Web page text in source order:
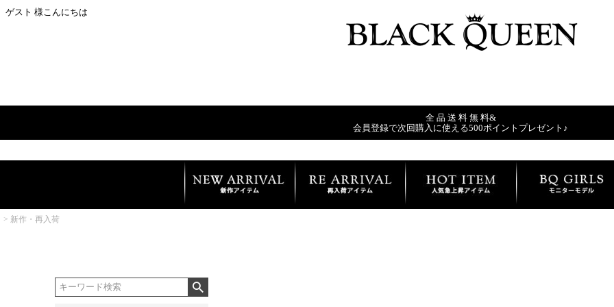
ゲスト 様こんにちは
全 品 送 料 無 料&
会員登録で次回購入に使える500ポイントプレゼント♪
新作・再入荷